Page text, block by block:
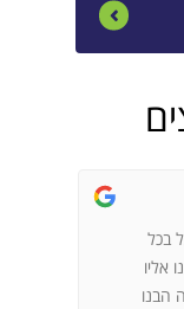
בכל
אליו
הבנו